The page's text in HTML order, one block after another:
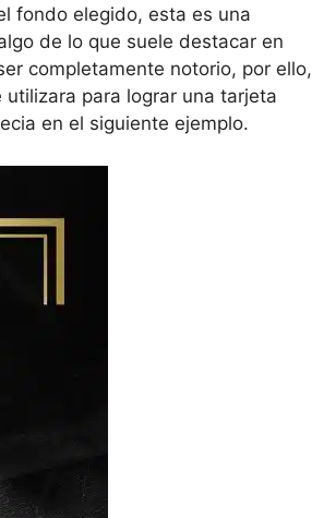
fondo elegido, esta es una
de lo que suele destacar en
completamente notorio, por ello,
para lograr una tarjeta
en el siguiente ejemplo.